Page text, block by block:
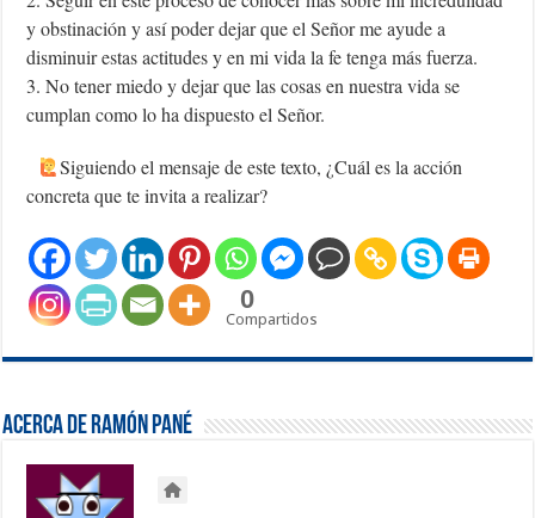
y obstinación y así poder dejar que el Señor me ayude a
disminuir estas actitudes y en mi vida la fe tenga más fuerza.
3. No tener miedo y dejar que las cosas en nuestra vida se
cumplan como lo ha dispuesto el Señor.
Siguiendo el mensaje de este texto, ¿Cuál es la acción
concreta que te invita a realizar?
0
Compartidos
Acerca de Ramón Pané